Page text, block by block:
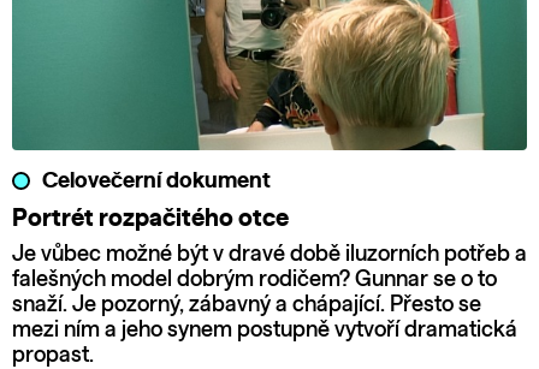
Celovečerní dokument
Portrét rozpačitého otce
Je vůbec možné být v dravé době iluzorních potřeb a
falešných model dobrým rodičem? Gunnar se o to
snaží. Je pozorný, zábavný a chápající. Přesto se
mezi ním a jeho synem postupně vytvoří dramatická
propast.